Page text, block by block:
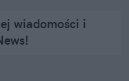
wiadomości i